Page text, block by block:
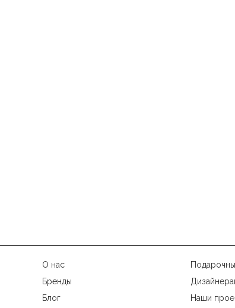
О нас
Бренды
Блог
Наши